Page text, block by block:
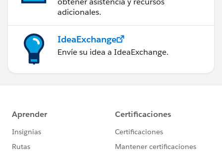
adicionales.
IdeaExchange
Envíe su idea a IdeaExchange.